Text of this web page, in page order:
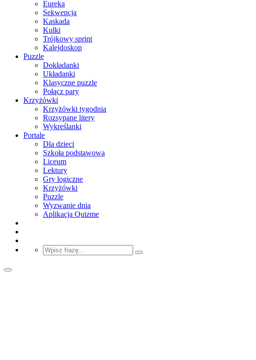
Eureka
Sekwencja
Kaskada
Kulki
Trójkowy sprint
Kalejdoskop
Puzzle
Dokładanki
Układanki
Klasyczne puzzle
Połącz pary
Krzyżówki
Krzyżówki tygodnia
Rozsypane litery
Wykreślanki
Portale
Dla dzieci
Szkoła podstawowa
Liceum
Lektury
Gry logiczne
Krzyżówki
Puzzle
Wyzwanie dnia
Aplikacja Quizme